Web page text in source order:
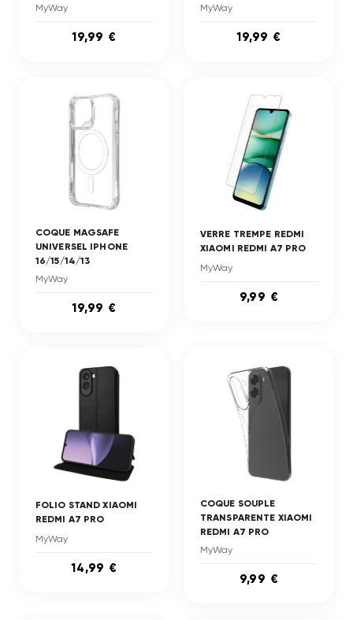
MyWay
19,99 €
MyWay
19,99 €
COQUE MAGSAFE
UNIVERSEL IPHONE
16/15/14/13
MyWay
19,99 €
VERRE TREMPE REDMI
XIAOMI REDMI A7 PRO
MyWay
9,99 €
FOLIO STAND XIAOMI
REDMI A7 PRO
MyWay
14,99 €
COQUE SOUPLE
TRANSPARENTE XIAOMI
REDMI A7 PRO
MyWay
9,99 €